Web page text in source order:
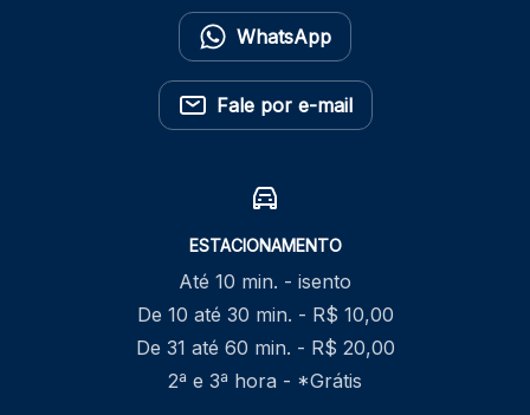
WhatsApp
Fale por e-mail
ESTACIONAMENTO
Até 10 min. - isento
De 10 até 30 min. - R$ 10,00
De 31 até 60 min. - R$ 20,00
2ª e 3ª hora - *Grátis